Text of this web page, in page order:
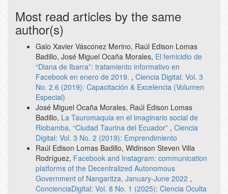
Most read articles by the same
author(s)
Galo Xavier Vásconez Merino, Raúl Edison Lomas
Badillo, José Miguel Ocaña Morales, El femicidio de
“Diana de Ibarra”: tratamiento informativo en
Facebook en enero de 2019. , Ciencia Digital: Vol. 3
No. 2.6 (2019): Capacitación & Excelencia (Volumen
Especial)
José Miguel Ocaña Morales, Raúl Edison Lomas
Badillo, La Tauromaquia en el imaginario social de
Riobamba, “Ciudad Taurina del Ecuador” , Ciencia
Digital: Vol. 3 No. 2 (2019): Emprendimiento
Raúl Edison Lomas Badillo, Widinson Steven Villa
Rodríguez, Facebook and Instagram: communication
platforms of the Decentralized Autonomous
Government of Nangaritza, January-June 2022 ,
ConcienciaDigital: Vol. 8 No. 1 (2025): Ciencia Oculta